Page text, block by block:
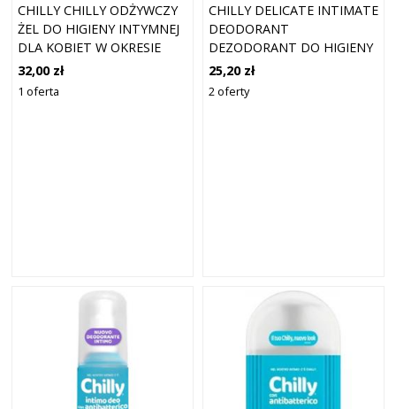
CHILLY CHILLY ODŻYWCZY
ŻEL DO HIGIENY INTYMNEJ
DLA KOBIET W OKRESIE
MENOPAUZY PH6,5 200 ML
32,00 zł
1 oferta
CHILLY DELICATE INTIMATE
DEODORANT
DEZODORANT DO HIGIENY
INTYMNEJ DLA KOBIET 50
ML
25,20 zł
2 oferty